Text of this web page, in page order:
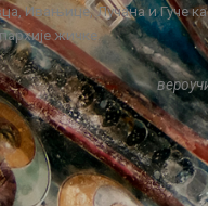
Ивањице, Лучана и Гуче
жичке.